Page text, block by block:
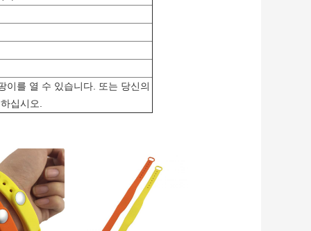
이를 열 수 있습니다. 또는 당신의
십시오.